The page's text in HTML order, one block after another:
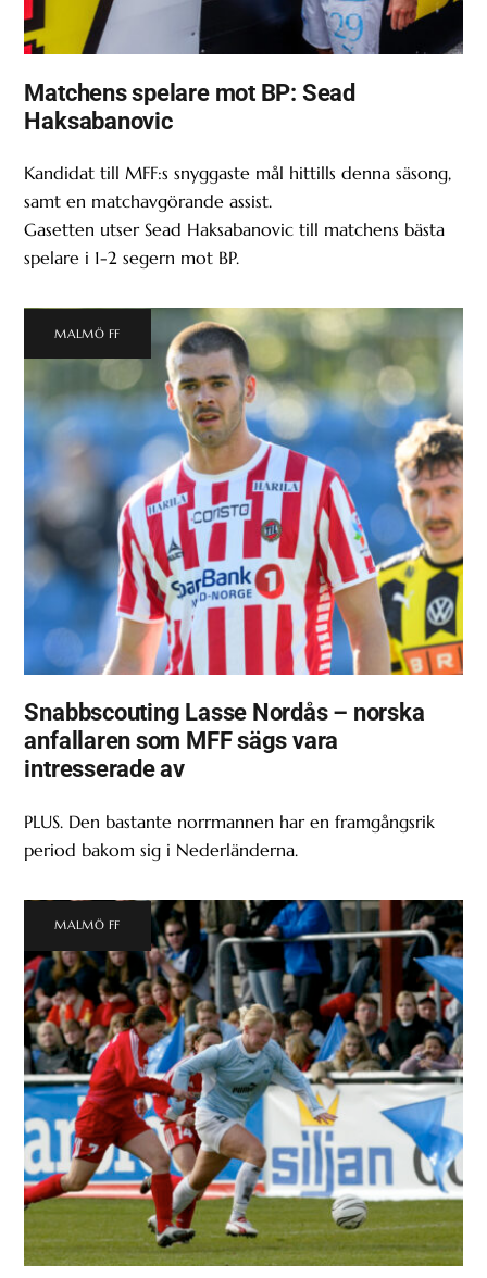
Matchens spelare mot BP: Sead
Haksabanovic
Kandidat till MFF:s snyggaste mål hittills denna säsong,
samt en matchavgörande assist.
Gasetten utser Sead Haksabanovic till matchens bästa
spelare i 1-2 segern mot BP.
MALMÖ FF
Snabbscouting Lasse Nordås – norska
anfallaren som MFF sägs vara
intresserade av
PLUS. Den bastante norrmannen har en framgångsrik
period bakom sig i Nederländerna.
MALMÖ FF